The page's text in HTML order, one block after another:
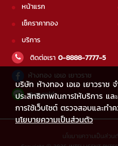
บริษัท ห้างทอง เอเอ เยาวราช
ประสิทธิภาพในการให้บริการ แ
การใช้เว็บไซต์ ตรวจสอบและทำค
นโยบายความเป็นส่วนตัว
หน้าแรก
เช็คราคาทอง
บริการ
ติดต่อเรา 0-8888-7777-5
ห้างทอง เอเอ เยาวราช
@aagold
นโยบายความเป็นส่วน